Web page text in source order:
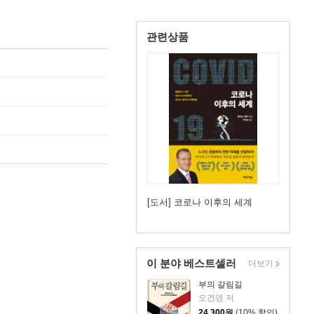
관련상품
[도서] 코로나 이후의 세계
이 분야 베스트셀러
부의 갈림길
오건영 저
더보기